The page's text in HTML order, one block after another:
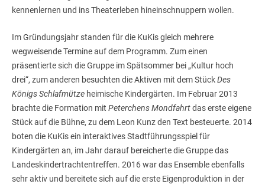
kennenlernen und ins Theaterleben hineinschnuppern wollen.
Im Gründungsjahr standen für die KuKis gleich mehrere
wegweisende Termine auf dem Programm. Zum einen
präsentierte sich die Gruppe im Spätsommer bei „Kultur hoch
drei“, zum anderen besuchten die Aktiven mit dem StückDes
Königs Schlafmützeheimische Kindergärten. Im Februar 2013
brachte die Formation mit Peterchens Mondfahrtdas erste eigene
Stück auf die Bühne, zu dem Leon Kunz den Text besteuerte. 2014
boten die KuKis ein interaktives Stadtführungsspiel für
Kindergärten an, im Jahr darauf bereicherte die Gruppe das
Landeskindertrachtentreffen. 2016 war das Ensemble ebenfalls
sehr aktiv und bereitete sich auf die erste Eigenproduktion in der